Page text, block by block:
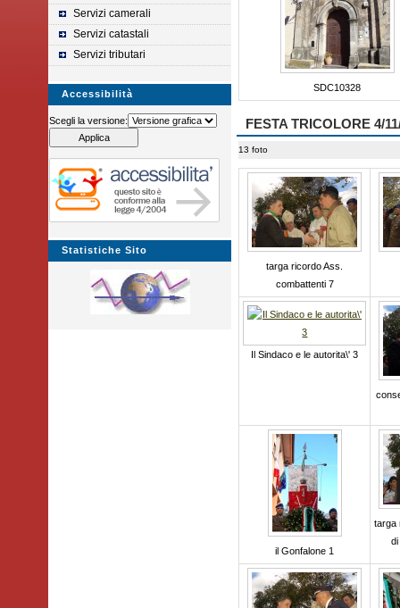
Servizi camerali
Servizi catastali
Servizi tributari
Accessibilità
Scegli la versione:
Statistiche Sito
SDC10328
FESTA TRICOLORE 4/
13 foto
targa ricordo Ass.
combattenti 7
Il Sindaco e le autorita\' 3
il Gonfalone 1
targa
di